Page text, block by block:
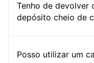
Tenho de devolver
depósito cheio de
Posso utilizar um